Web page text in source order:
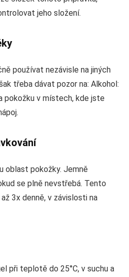
jeho složení.
používat nezávisle na jiných
třeba dávat pozor na: Alkohol:
pokožku v místech, kde jste
oblast pokožky. Jemně
se plně nevstřebá. Tento
3x denně, v závislosti na
při teplotě do 25°C, v suchu a